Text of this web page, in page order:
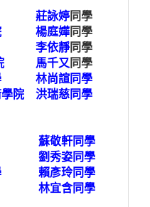
學 莊詠婷同學
楊庭嬅同學
學 李依靜同學
馬千又 同學
學 林尚諠同學
學院 洪瑞慈同學
蘇敬軒同學
劉秀姿同學
學 賴彥玲同學
林宜含同學